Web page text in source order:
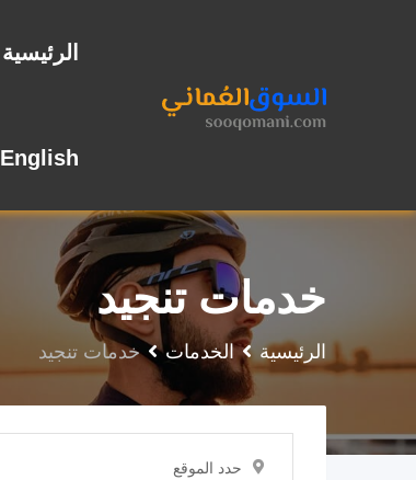
الرئيسية
English
خدمات تنجيد
الرئيسية الخدمات خدمات تنجيد
حدد الموقع